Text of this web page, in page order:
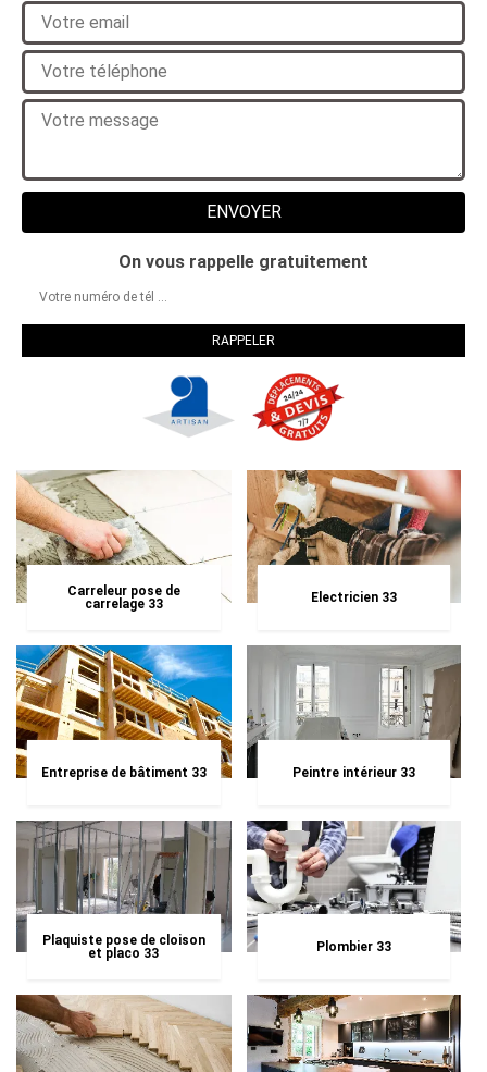
On vous rappelle gratuitement
Carreleur pose de
carrelage 33
Electricien 33
Entreprise de bâtiment 33 Peintre intérieur 33
Plaquiste pose de cloison
et placo 33
Plombier 33